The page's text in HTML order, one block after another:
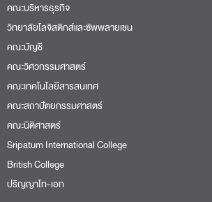
คณะบริหารธุรกิจ
วิทยาลัยโลจิสติกส์และซัพพลายเชน
คณะบัญชี
คณะวิศวกรรมศาสตร์
คณะเทคโนโลยีสารสนเทศ
คณะสถาปัตยกรรมศาสตร์
คณะนิติศาสตร์
Sripatum International College
British College
ปริญญาโท-เอก